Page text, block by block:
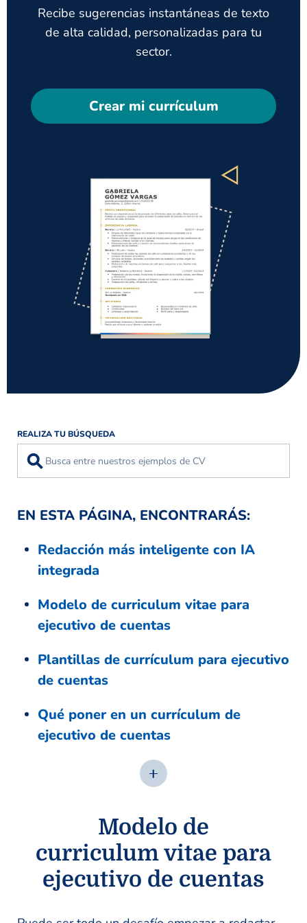
Recibe sugerencias instantáneas de texto
de alta calidad, personalizadas para tu
sector.
Crear mi currículum
REALIZA TU BÚSQUEDA
⚲
EN ESTA PÁGINA, ENCONTRARÁS:
Redacción más inteligente con IA
integrada
Modelo de curriculum vitae para
ejecutivo de cuentas
Plantillas de currículum para ejecutivo
de cuentas
Qué poner en un currículum de
ejecutivo de cuentas
Modelo de
curriculum vitae para
ejecutivo de cuentas